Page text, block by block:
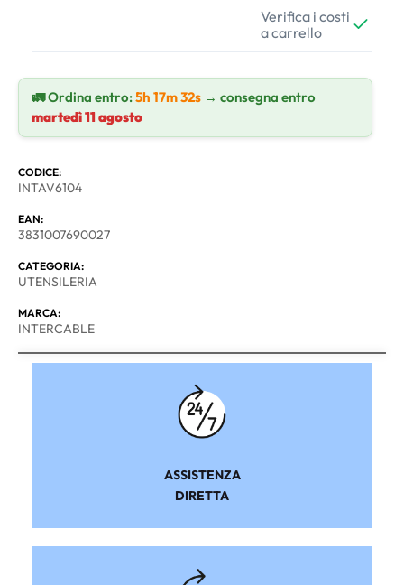
Verifica i costi
a carrello
🚛 Ordina entro:5h 17m 31s→ consegna entro
martedì 11 agosto
CODICE:
INTAV6104
EAN:
3831007690027
CATEGORIA:
UTENSILERIA
MARCA:
INTERCABLE
ASSISTENZA
DIRETTA